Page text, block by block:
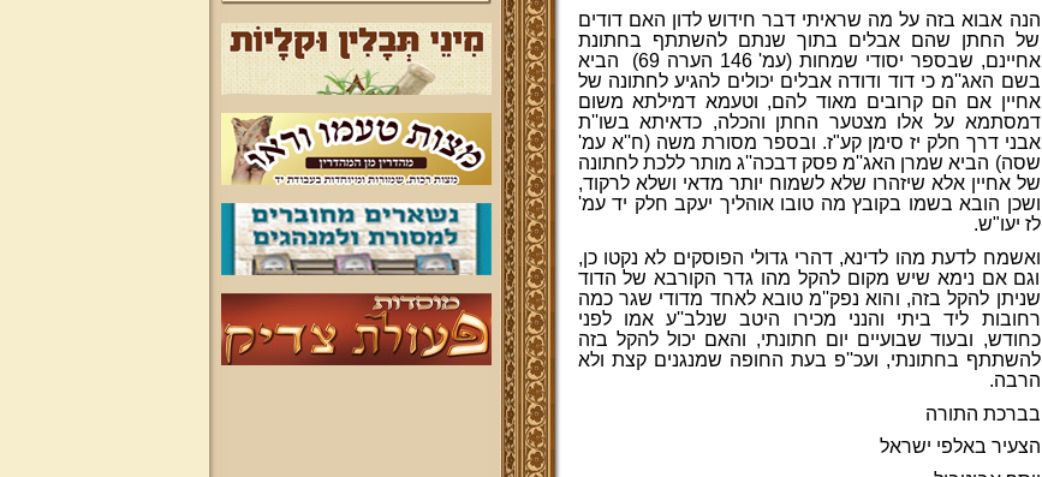
הנה אבוא בזה על מה שראיתי דבר חידוש לדון האם דודים
של החתן שהם אבלים בתוך שנתם להשתתף בחתונת
אחיינם, שבספר יסודי שמחות (עמ' 146 הערה 69)
הביא
בשם האג''מ כי דוד ודודה אבלים יכולים להגיע לחתונה של
אחיין אם הם קרובים מאוד להם, וטעמא דמילתא משום
דמסתמא על אלו מצטער החתן והכלה, כדאיתא בשו''ת
אבני דרך חלק יז סימן קע"ז. ובספר מסורת משה (ח''א עמ'
שסה) הביא שמרן האג''מ פסק דבכה''ג מותר ללכת לחתונה
של אחיין אלא שיזהרו שלא לשמוח יותר מדאי ושלא לרקוד,
ושכן הובא בשמו בקובץ מה טובו אוהליך יעקב חלק יד עמ'
לז יעו"ש.
ואשמח לדעת מהו לדינא, דהרי גדולי הפוסקים לא נקטו כן,
וגם אם נימא שיש מקום להקל מהו גדר הקורבא של הדוד
שניתן להקל בזה, והוא נפק''מ טובא לאחד מדודי שגר כמה
רחובות ליד ביתי והנני מכירו היטב שנלב''ע אמו לפני
כחודש, ובעוד שבועיים יום חתונתי, והאם יכול להקל בזה
להשתתף בחתונתי, ועכ''פ בעת החופה שמנגנים קצת ולא
הרבה.
בברכת התורה
הצעיר באלפי ישראל